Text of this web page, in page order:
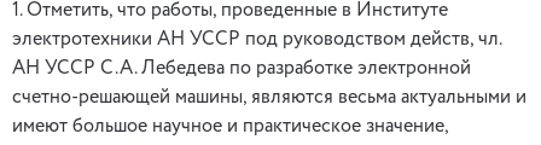
1. Отметить, что работы, проведенные в Институте
электротехники АН УССР под руководством действ, чл.
АН УССР С.А. Лебедева по разработке электронной
счетно-решающей машины, являются весьма актуальными и
имеют большое научное и практическое значение,